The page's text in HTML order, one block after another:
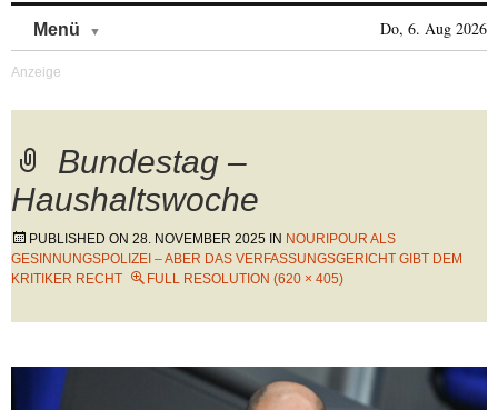
Menü Do, 6. Aug 2026
Bundestag –
Haushaltswoche
PUBLISHED ON 28. NOVEMBER 2025 IN NOURIPOUR ALS
GESINNUNGSPOLIZEI – ABER DAS VERFASSUNGSGERICHT GIBT DEM
KRITIKER RECHT
FULL RESOLUTION (620 × 405)